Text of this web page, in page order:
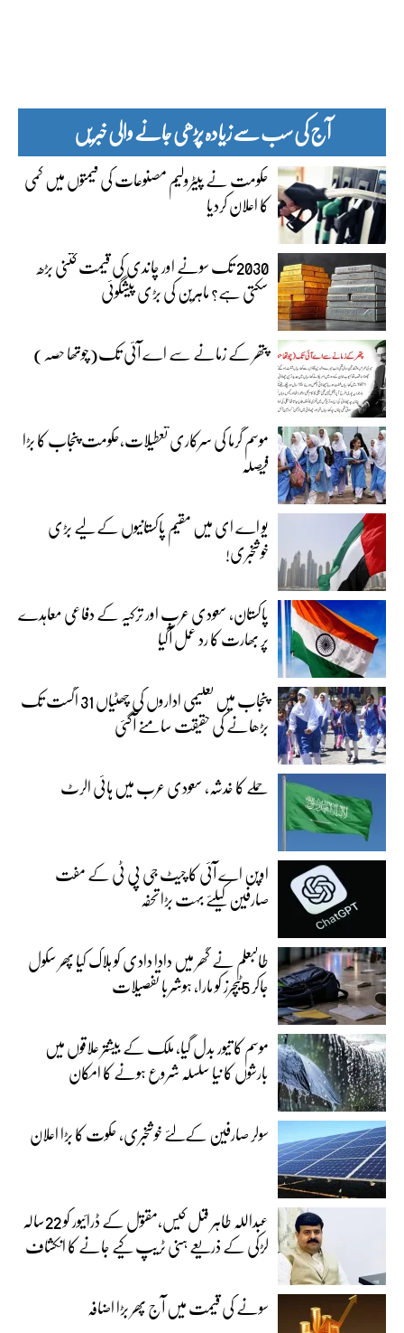
آج کی سب سے زیادہ پڑھی جانے والی خبریں
حکومت نے پیٹرولیم مصنوعات کی قیمتوں میں کمی
کا اعلان کردیا
2030 تک سونے اور چاندی کی قیمت کتنی بڑھ
سکتی ہے؟ ماہرین کی بڑی پیشگوئی
پتھر کے زمانے سے اے آئی تک(چوتھا حصہ)
موسم گرما کی سرکاری تعطیلات،حکومت پنجاب کا بڑا
فیصلہ
یو اے ای میں مقیم پاکستانیوں کے لیے بڑی
خوشخبری!
پاکستان، سعودی عرب اور ترکیہ کے دفاعی معاہدے
پر بھارت کا رد عمل آگیا
پنجاب میں تعلیمی اداروں کی چھٹیاں 31 اگست تک
بڑھانے کی حقیقت سامنے آگئی
حملے کا خدشہ، سعودی عرب میں ہائی الرٹ
اوپن اے آئی کا چیٹ جی پی ٹی کے مفت
صارفین کیلئے بہت بڑا تحفہ
طالبعلم نے گھر میں دادا دادی کو ہلاک کیا پھر سکول
جاکر 5ٹیچرز کو مارا، ہوشربا تفصیلات
موسم کا تیور بدل گیا، ملک کے بیشتر علاقوں میں
بارشوں کا نیا سلسلہ شروع ہونے کا امکان
سولر صارفین کےلئے خوشخبری، حکوت کا بڑا اعلان
عبداللہ طاہر قتل کیس،مقتول کے ڈرائیور کو 22سالہ
لڑکی کے ذریعے ہنی ٹریپ کیے جانے کا انکشاف
سونے کی قیمت میں آج پھر بڑا اضافہ